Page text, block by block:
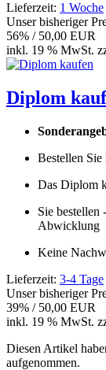
Lieferzeit: 1 Woche
Unser bisheriger
56% / 50,00 EUR
inkl. 19 % MwSt.
Diplom
Bestellen
Das Diplom
Sie bestellen
Abwicklung
Keine
Lieferzeit: 3-4 Tage
Unser bisheriger
39% / 50,00 EUR
inkl. 19 % MwSt.
Diesen Artikel
aufgenommen.